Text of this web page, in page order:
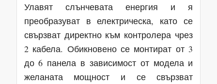
Улавят слънчевата енергия и я
преобразуват в електрическа, като се
свързват директно към контролера чрез
2 кабела. Обикновено се монтират от 3
до 6 панела в зависимост от модела и
желаната мощност и се свързват